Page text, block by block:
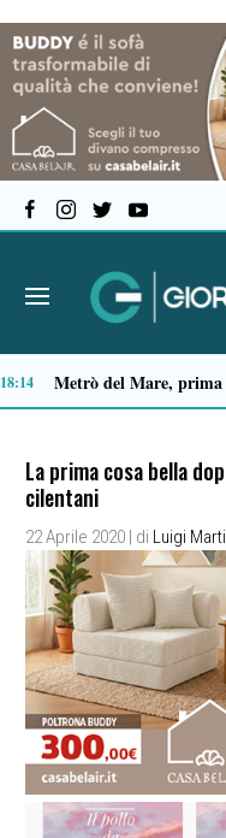
La prima cosa bella
cilentani
22 Aprile 2020 | di Luigi